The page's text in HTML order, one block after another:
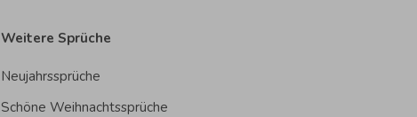
Weitere Sprüche
Neujahrssprüche
Schöne Weihnachtssprüche